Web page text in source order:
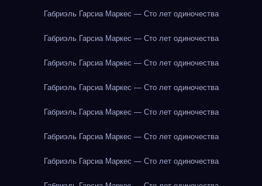
Габриэль Гарсиа Маркес — Сто лет одиночества
Габриэль Гарсиа Маркес — Сто лет одиночества
Габриэль Гарсиа Маркес — Сто лет одиночества
Габриэль Гарсиа Маркес — Сто лет одиночества
Габриэль Гарсиа Маркес — Сто лет одиночества
Габриэль Гарсиа Маркес — Сто лет одиночества
Габриэль Гарсиа Маркес — Сто лет одиночества